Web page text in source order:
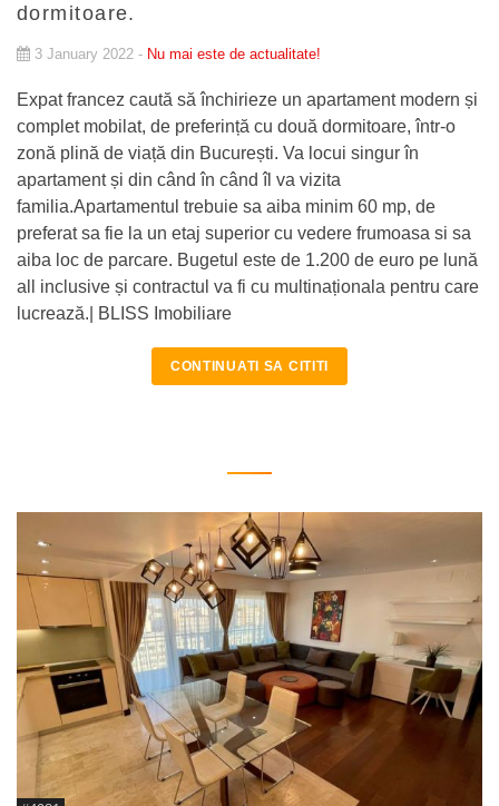
dormitoare.
3 January 2022 - Nu mai este de actualitate!
Expat francez caută să închirieze un apartament modern și
complet mobilat, de preferință cu două dormitoare, într-o
zonă plină de viață din București. Va locui singur în
apartament și din când în când îl va vizita
familia.Apartamentul trebuie sa aiba minim 60 mp, de
preferat sa fie la un etaj superior cu vedere frumoasa si sa
aiba loc de parcare. Bugetul este de 1.200 de euro pe lună
all inclusive și contractul va fi cu multinaționala pentru care
lucrează.| BLISS Imobiliare
CONTINUATI SA CITITI